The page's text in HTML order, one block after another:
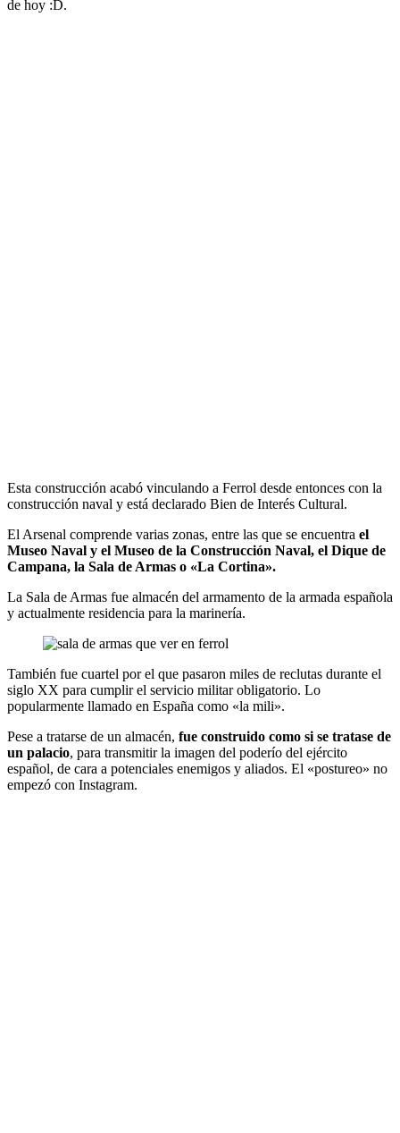
de hoy :D.
Esta construcción acabó vinculando a Ferrol desde entonces con la
construcción naval y está declarado Bien de Interés Cultural.
El Arsenal comprende varias zonas, entre las que se encuentra el
Museo Naval y el Museo de la Construcción Naval, el Dique de
Campana, la Sala de Armas o «La Cortina».
La Sala de Armas fue almacén del armamento de la armada española
y actualmente residencia para la marinería.
También fue cuartel por el que pasaron miles de reclutas durante el
siglo XX para cumplir el servicio militar obligatorio. Lo
popularmente llamado en España como «la mili».
Pese a tratarse de un almacén, fue construido como si se tratase de
un palacio, para transmitir la imagen del poderío del ejército
español, de cara a potenciales enemigos y aliados. El «postureo» no
empezó con Instagram.